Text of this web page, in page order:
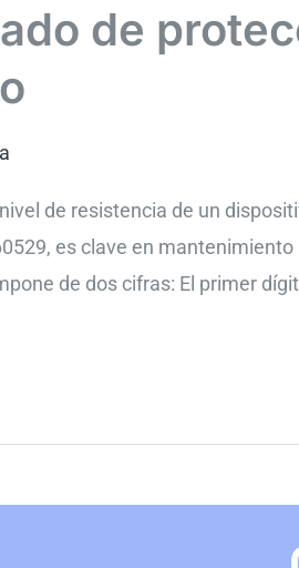
de
de resistencia de un
es clave en
de dos cifras: El primer